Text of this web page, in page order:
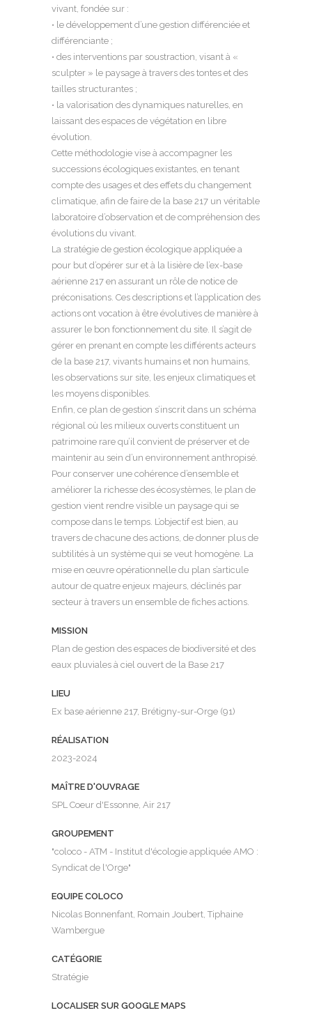
vivant, fondée sur :
• le développement d’une gestion différenciée et
différenciante ;
• des interventions par soustraction, visant à «
sculpter » le paysage à travers des tontes et des
tailles structurantes ;
• la valorisation des dynamiques naturelles, en
laissant des espaces de végétation en libre
évolution.
Cette méthodologie vise à accompagner les
successions écologiques existantes, en tenant
compte des usages et des effets du changement
climatique, afin de faire de la base 217 un véritable
laboratoire d’observation et de compréhension des
évolutions du vivant.
La stratégie de gestion écologique appliquée a
pour but d’opérer sur et à la lisière de l’ex-base
aérienne 217 en assurant un rôle de notice de
préconisations. Ces descriptions et l’application des
actions ont vocation à être évolutives de manière à
assurer le bon fonctionnement du site. Il s’agit de
gérer en prenant en compte les différents acteurs
de la base 217, vivants humains et non humains,
les observations sur site, les enjeux climatiques et
les moyens disponibles.
Enfin, ce plan de gestion s’inscrit dans un schéma
régional où les milieux ouverts constituent un
patrimoine rare qu’il convient de préserver et de
maintenir au sein d’un environnement anthropisé.
Pour conserver une cohérence d’ensemble et
améliorer la richesse des écosystèmes, le plan de
gestion vient rendre visible un paysage qui se
compose dans le temps. L’objectif est bien, au
travers de chacune des actions, de donner plus de
subtilités à un système qui se veut homogène. La
mise en œuvre opérationnelle du plan s’articule
autour de quatre enjeux majeurs, déclinés par
secteur à travers un ensemble de fiches actions.
MISSION
Plan de gestion des espaces de biodiversité et des
eaux pluviales à ciel ouvert de la Base 217
LIEU
Ex base aérienne 217, Brétigny-sur-Orge (91)
RÉALISATION
2023-2024
MAÎTRE D'OUVRAGE
SPL Coeur d'Essonne, Air 217
GROUPEMENT
"coloco - ATM - Institut d'écologie appliquée AMO :
Syndicat de l'Orge"
EQUIPE COLOCO
Nicolas Bonnenfant, Romain Joubert, Tiphaine
Wambergue
CATÉGORIE
Stratégie
LOCALISER SUR GOOGLE MAPS